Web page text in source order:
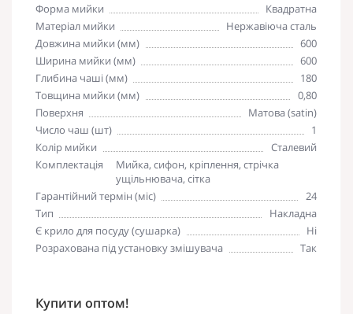
Форма мийки
Квадратна
Матеріал мийки
Нержавіюча сталь
Довжина мийки (мм)
600
Ширина мийки (мм)
600
Глибина чаші (мм)
180
Товщина мийки (мм)
0,80
Поверхня
Матова (satin)
Число чаш (шт)
1
Колір мийки
Сталевий
Комплектація
Мийка, сифон, кріплення, стрічка
ущільнювача, сітка
Гарантійний термін (міс)
24
Тип
Накладна
Є крило для посуду (сушарка)
Ні
Розрахована під установку змішувача
Так
Купити оптом!